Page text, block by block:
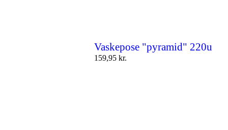
Vaskepose "pyramid" 220u
159,95 kr.